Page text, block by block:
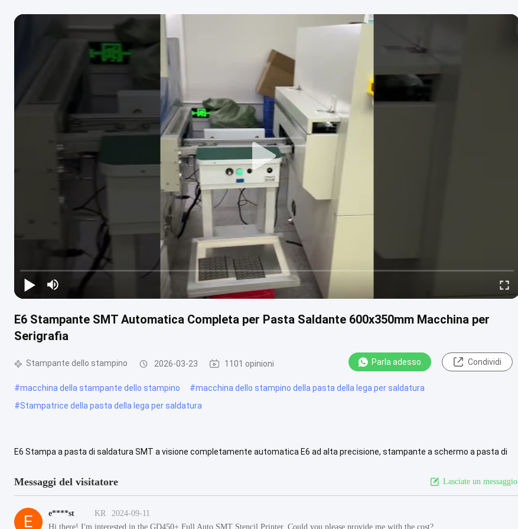
E6 Stampante SMT Automatica Completa per Pasta Saldante 600x350mm Macchina per
Serigrafia
Stampante dello stampino 2026-03-23 1101 opinioni Parla adesso. Condividi
#macchina della stampante dello stampino #macchina dello stampino della pasta della lega per saldatura
#Stampatrice della pasta della lega per saldatura
E6 Stampa a pasta di saldatura SMT a visione completamente automatica E6 ad alta precisione, stampante a schermo a pasta di
Messaggi del visitatore Lasciate un messaggio.
E e****st KR
2024-09-11
Hi there! I'm interested in the GD450+ Full Auto SMT Stencil Printer. Could you please provide me with the cost?